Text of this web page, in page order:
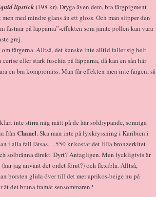
lipstick (198 kr). Dryga även dem, bra färgpigment
med mindre glans än ett gloss. Och man slipper den
fastnar på läpparna”-effekten som jämte pollen kan vara
grej.
om färgerna. Alltså, det kanske inte alltid faller sig helt
eller stark fuschia på läpparna, då kan en sån här
en bra kompromiss. Man får effekten men inte färgen, så
inte stirra mig mätt på de här soldrypande, somriga
från Chanel. Ska man inte på lyxkryssning i Karibien i
i alla fall låtsas… 550 kr kostar det lilla bronzerkitet
solbränna direkt. Dyrt? Antagligen. Men lyckligtvis är
(har jag använt det ordet förut?) och flexibla. Alltså,
borsten glida över till det mer aprikos-beige nu på
åt det bruna framåt sensommaren?